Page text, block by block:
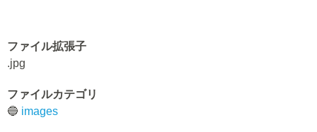
ファイル拡張子
.jpg
ファイルカテゴリ
🔵 images